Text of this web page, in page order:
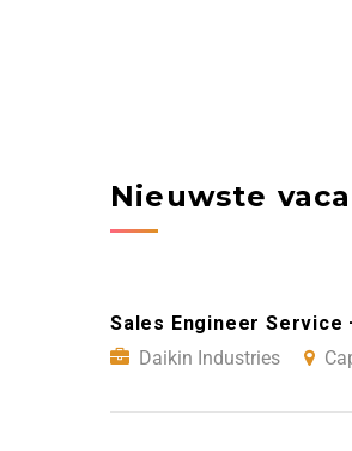
Nieuwste
Sales Engineer Service
Daikin Industries